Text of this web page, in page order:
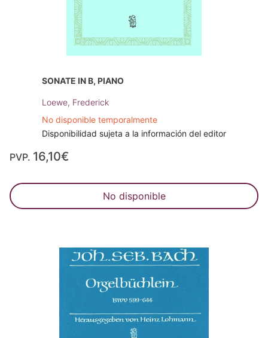
SONATE IN B, PIANO
Loewe, Frederick
No disponible temporalmente
Disponibilidad sujeta a la información del editor
PVP. 16,10€
No disponible